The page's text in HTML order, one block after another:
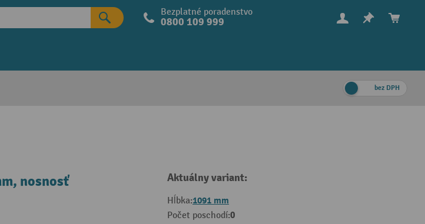
Bezplatné poradenstvo
0800 109 999
bez DPH
nosnosť
Aktuálny variant:
Hĺbka:1091 mm
Počet poschodí:0